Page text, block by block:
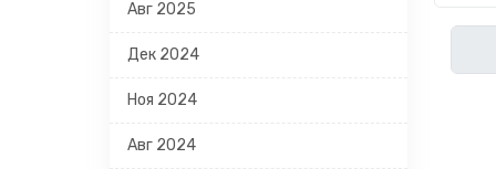
Авг 2025
Дек 2024
Ноя 2024
Авг 2024